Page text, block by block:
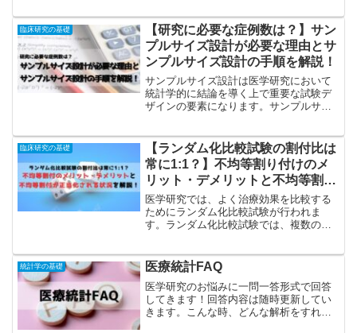
が似た症例を群間でマッチングして解析
対象を選択する方法で、マ...
臨床研究の基礎
【研究に必要な症例数は？】サン
プルサイズ設計が必要な理由とサ
ンプルサイズ設計の手順を解説！
サンプルサイズ設計は医学研究において
統計学的に結論を導く上で重要な試験デ
ザインの要素になります。サンプルサイ
サンプルサイズ設計を行えば良い研究と
いうわけではありません！...
臨床研究の基礎
【ランダム化比較試験の割付比は
常に1:1？】不均等割り付けのメ
リット・デメリットと不均等割付
が正当化される状況を解説！
医学研究では、よく治療効果を比較する
ためにランダム化比較試験が行われま
す。ランダム化比較試験では、複数の治
較試験の大きなメリットは比較可能性が
担保されることで、信頼でき...
統計学の基礎 医療統計FAQ
医学研究のお悩みに一問一答形式で回答
してきます！回答内容は随時更新してい
きます。こんな時、どんな解析をすれば